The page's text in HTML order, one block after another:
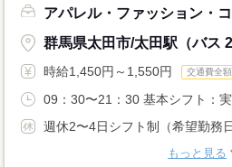
アパレル・ファッション・
群馬県太田市/太田駅（バス
時給1,450円～1,550円 交通費全
09：30〜21：30 基本シフト：実
週休2〜4日シフト制（希望勤務
もっと見る